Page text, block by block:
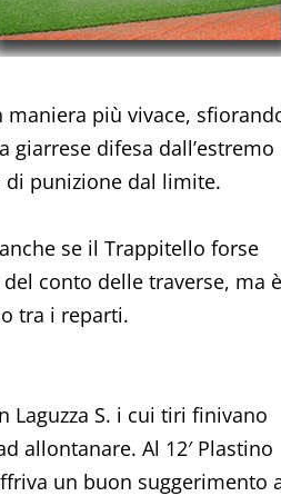
più vivace,
difesa dall’estremo
di punizione dal limite.
se il Trappitello forse
conto delle traverse, ma è
tra i reparti.
Laguzza S. i cui tiri finivano
allontanare. Al 12′ Plastino
un buon suggerimento